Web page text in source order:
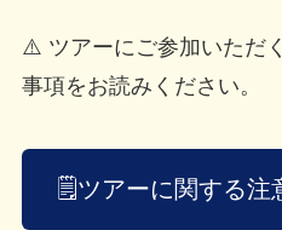
⚠️ ツアーにご参加いただ
事項をお読みください。
🗒️ツアーに関する注